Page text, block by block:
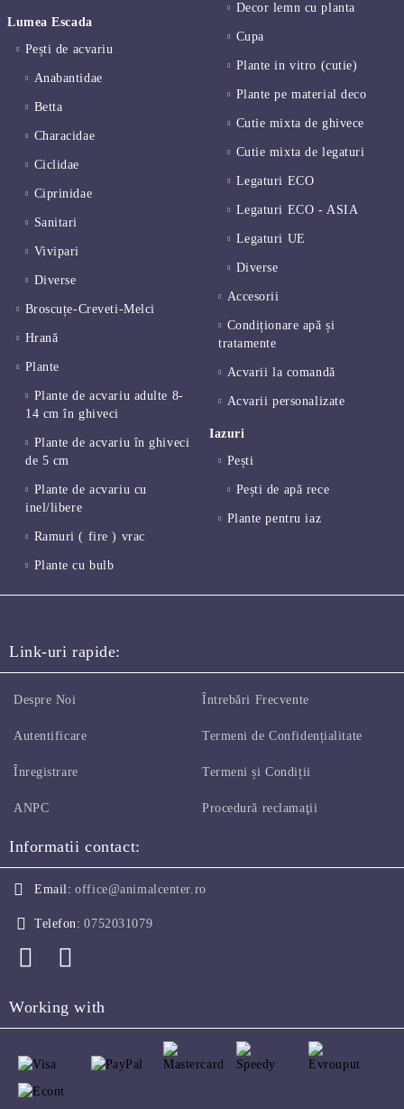
Lumea Escada
Pești de acvariu
Anabantidae
Betta
Characidae
Ciclidae
Ciprinidae
Sanitari
Vivipari
Diverse
Broscuțe-Creveti-Melci
Hrană
Plante
Plante de acvariu adulte 8-
14 cm în ghiveci
Plante de acvariu în ghiveci
de 5 cm
Plante de acvariu cu
inel/libere
Ramuri ( fire ) vrac
Plante cu bulb
Decor lemn cu planta
Cupa
Plante in vitro (cutie)
Plante pe material deco
Cutie mixta de ghivece
Cutie mixta de legaturi
Legaturi ECO
Legaturi ECO - ASIA
Legaturi UE
Diverse
Accesorii
Condiționare apă și
tratamente
Acvarii la comandă
Acvarii personalizate
Iazuri
Pești
Pești de apă rece
Plante pentru iaz
Link-uri rapide:
Despre Noi
Autentificare
Înregistrare
ANPC
Întrebări Frecvente
Termeni de Confidențialitate
Termeni și Condiții
Procedură reclamaţii
Informatii contact:
Email: office@animalcenter.ro
Telefon: 0752031079
Working with